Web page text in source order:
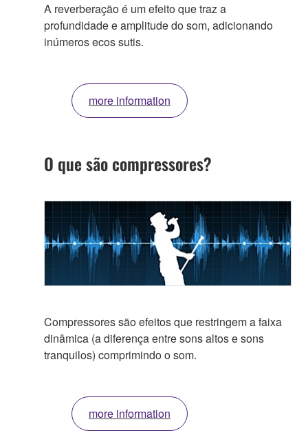
A reverberação é um efeito que traz a
profundidade e amplitude do som, adicionando
inúmeros ecos sutis.
more information
O que são compressores?
Compressores são efeitos que restringem a faixa
dinâmica (a diferença entre sons altos e sons
tranquilos) comprimindo o som.
more information